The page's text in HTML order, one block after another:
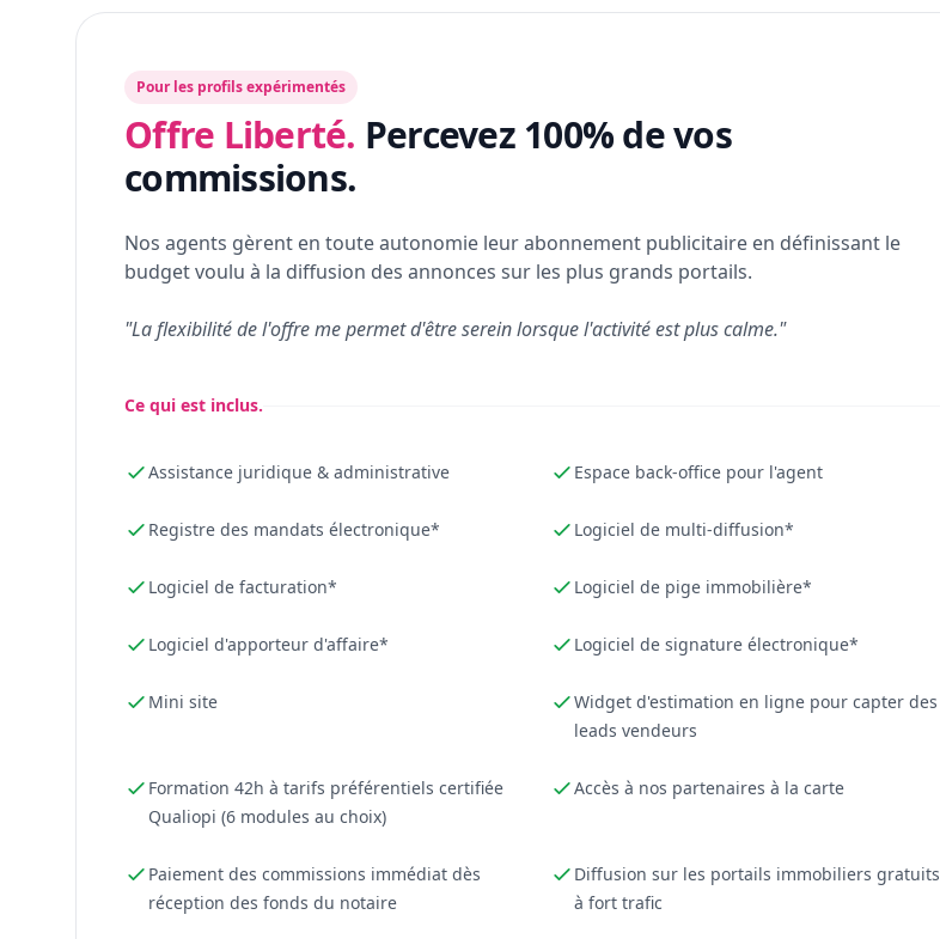
Pour les profils expérimentés
Offre Liberté. Percevez 100% de vos
commissions.
Nos agents gèrent en toute autonomie leur abonnement publicitaire en définissant le
budget voulu à la diffusion des annonces sur les plus grands portails.
"La flexibilité de l'offre me permet d'être serein lorsque l'activité est plus calme."
Ce qui est inclus.
Assistance juridique & administrative Espace back-office pour l'agent
Registre des mandats électronique* Logiciel de multi-diffusion*
Logiciel de facturation* Logiciel de pige immobilière*
Logiciel d'apporteur d'affaire* Logiciel de signature électronique*
Mini site
Widget d'estimation en ligne pour capter des
leads vendeurs
Formation 42h à tarifs préférentiels certifiée
Qualiopi (6 modules au choix)
Accès à nos partenaires à la carte
Paiement des commissions immédiat dès
réception des fonds du notaire
Diffusion sur les portails immobiliers gratuits
à fort trafic